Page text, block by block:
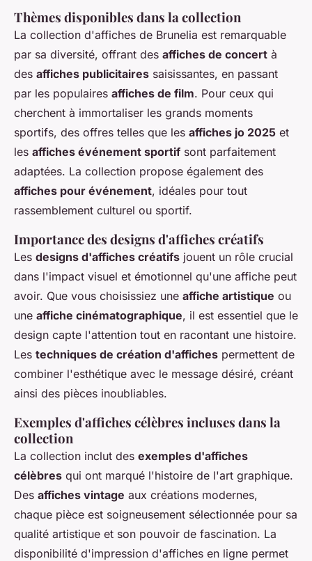
Thèmes disponibles dans la collection
La collection d'affiches de Brunelia est remarquable
par sa diversité, offrant des affiches de concert à
des affiches publicitaires saisissantes, en passant
par les populaires affiches de film. Pour ceux qui
cherchent à immortaliser les grands moments
sportifs, des offres telles que les affiches jo 2025 et
les affiches événement sportif sont parfaitement
adaptées. La collection propose également des
affiches pour événement, idéales pour tout
rassemblement culturel ou sportif.
Importance des designs d'affiches créatifs
Les designs d'affiches créatifs jouent un rôle crucial
dans l'impact visuel et émotionnel qu'une affiche peut
avoir. Que vous choisissiez une affiche artistique ou
une affiche cinématographique, il est essentiel que le
design capte l'attention tout en racontant une histoire.
Les techniques de création d'affiches permettent de
combiner l'esthétique avec le message désiré, créant
ainsi des pièces inoubliables.
Exemples d'affiches célèbres incluses dans la
collection
La collection inclut des exemples d'affiches
célèbres qui ont marqué l'histoire de l'art graphique.
Des affiches vintage aux créations modernes,
chaque pièce est soigneusement sélectionnée pour sa
qualité artistique et son pouvoir de fascination. La
disponibilité d'impression d'affiches en ligne permet